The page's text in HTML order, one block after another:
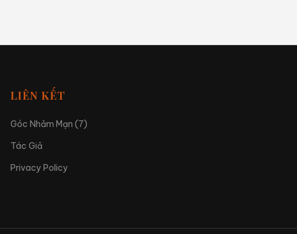
LIÊN KẾT
Góc Nhảm Mạn (7)
Tác Giả
Privacy Policy